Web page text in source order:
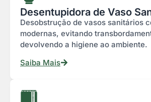
Desentupidora de Vaso
Desobstrução de vasos sanitários
modernas, evitando
devolvendo a higiene ao ambiente.
Saiba Mais